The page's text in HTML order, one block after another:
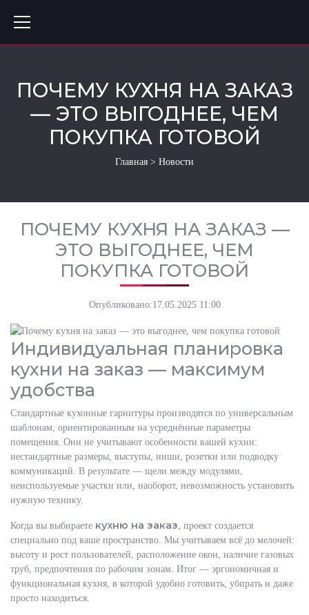
ПОЧЕМУ КУХНЯ НА ЗАКАЗ
— ЭТО ВЫГОДНЕЕ, ЧЕМ
ПОКУПКА ГОТОВОЙ
Главная > Новости
ПОЧЕМУ КУХНЯ НА ЗАКАЗ —
ЭТО ВЫГОДНЕЕ, ЧЕМ
ПОКУПКА ГОТОВОЙ
Опубликовано:17.05.2025 11:00
Индивидуальная планировка
кухни на заказ — максимум
удобства
Стандартные кухонные гарнитуры производятся по универсальным
шаблонам, ориентированным на усреднённые параметры
помещения. Они не учитывают особенности вашей кухни:
нестандартные размеры, выступы, ниши, розетки или подводку
коммуникаций. В результате — щели между модулями,
неиспользуемые участки или, наоборот, невозможность установить
нужную технику.
Когда вы выбираете кухню на заказ , проект создается
специально под ваше пространство. Мы учитываем всё до мелочей:
высоту и рост пользователей, расположение окон, наличие газовых
труб, предпочтения по рабочим зонам. Итог — эргономичная и
функциональная кухня, в которой удобно готовить, убирать и даже
просто находиться.